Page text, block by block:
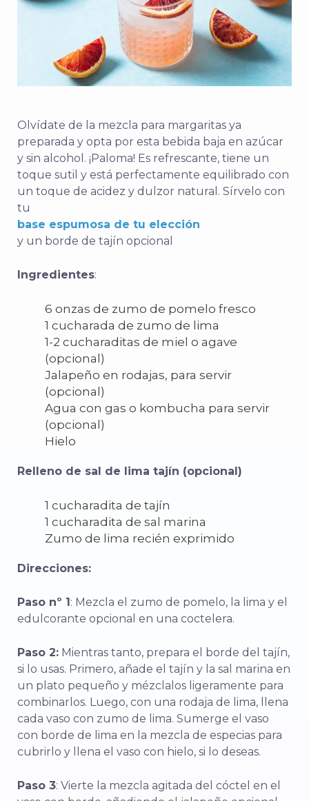
Olvídate de la mezcla para margaritas ya
preparada y opta por esta bebida baja en azúcar
y sin alcohol. ¡Paloma! Es refrescante, tiene un
toque sutil y está perfectamente equilibrado con
un toque de acidez y dulzor natural. Sírvelo con
tu
base espumosa de tu elección
y un borde de tajín opcional
Ingredientes:
6 onzas de zumo de pomelo fresco
1 cucharada de zumo de lima
1-2 cucharaditas de miel o agave
(opcional)
Jalapeño en rodajas, para servir
(opcional)
Agua con gas o kombucha para servir
(opcional)
Hielo
Relleno de sal de lima tajín (opcional)
1 cucharadita de tajín
1 cucharadita de sal marina
Zumo de lima recién exprimido
Direcciones:
Paso nº 1: Mezcla el zumo de pomelo, la lima y el
edulcorante opcional en una coctelera.
Paso 2: Mientras tanto, prepara el borde del tajín,
si lo usas. Primero, añade el tajín y la sal marina en
un plato pequeño y mézclalos ligeramente para
combinarlos. Luego, con una rodaja de lima, llena
cada vaso con zumo de lima. Sumerge el vaso
con borde de lima en la mezcla de especias para
cubrirlo y llena el vaso con hielo, si lo deseas.
Paso 3: Vierte la mezcla agitada del cóctel en el